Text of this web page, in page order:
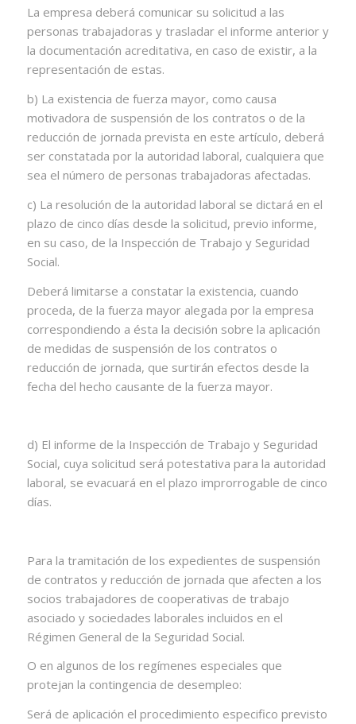
La empresa deberá comunicar su solicitud a las
personas trabajadoras y trasladar el informe anterior y
la documentación acreditativa, en caso de existir, a la
representación de estas.
b) La existencia de fuerza mayor, como causa
motivadora de suspensión de los contratos o de la
reducción de jornada prevista en este artículo, deberá
ser constatada por la autoridad laboral, cualquiera que
sea el número de personas trabajadoras afectadas.
c) La resolución de la autoridad laboral se dictará en el
plazo de cinco días desde la solicitud, previo informe,
en su caso, de la Inspección de Trabajo y Seguridad
Social.
Deberá limitarse a constatar la existencia, cuando
proceda, de la fuerza mayor alegada por la empresa
correspondiendo a ésta la decisión sobre la aplicación
de medidas de suspensión de los contratos o
reducción de jornada, que surtirán efectos desde la
fecha del hecho causante de la fuerza mayor.
d) El informe de la Inspección de Trabajo y Seguridad
Social, cuya solicitud será potestativa para la autoridad
laboral, se evacuará en el plazo improrrogable de cinco
días.
Para la tramitación de los expedientes de suspensión
de contratos y reducción de jornada que afecten a los
socios trabajadores de cooperativas de trabajo
asociado y sociedades laborales incluidos en el
Régimen General de la Seguridad Social.
O en algunos de los regímenes especiales que
protejan la contingencia de desempleo:
Será de aplicación el procedimiento especifico previsto